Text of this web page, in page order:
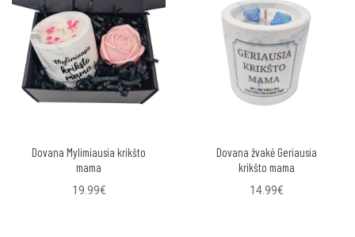
Dovana Mylimiausia krikšto
mama
19.99€
Dovana žvakė Geriausia
krikšto mama
14.99€